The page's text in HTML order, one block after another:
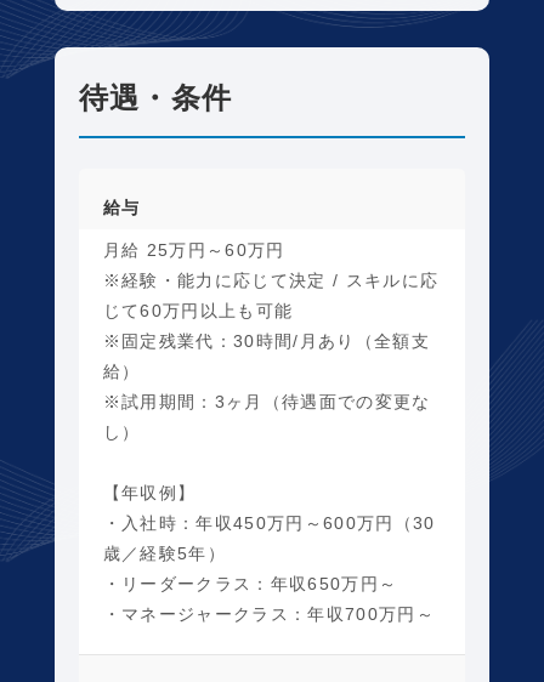
待遇・条件
給与
月給 25万円～60万円
※経験・能力に応じて決定 / スキルに応
じて60万円以上も可能
※固定残業代：30時間/月あり（全額支
給）
※試用期間：3ヶ月（待遇面での変更な
し）
【年収例】
・入社時：年収450万円～600万円（30
歳／経験5年）
・リーダークラス：年収650万円～
・マネージャークラス：年収700万円～